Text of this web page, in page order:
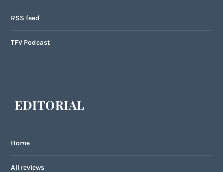
RSS feed
TFV Podcast
EDITORIAL
Home
All reviews